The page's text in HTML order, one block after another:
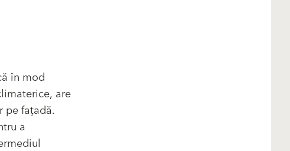
în mod
are
pe fațadă.
a